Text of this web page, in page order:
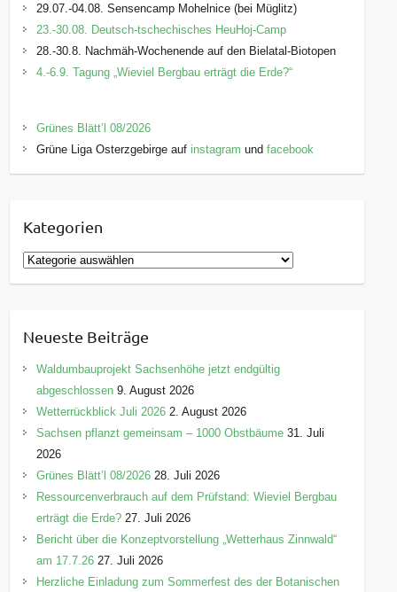
29.07.-04.08. Sensencamp Mohelnice (bei Müglitz)
23.-30.08. Deutsch-tschechisches HeuHoj-Camp
28.-30.8. Nachmäh-Wochenende auf den Bielatal-Biotopen
4.-6.9. Tagung „Wieviel Bergbau erträgt die Erde?“
Grünes Blätt’l 08/2026
Grüne Liga Osterzgebirge auf instagram undfacebook
Kategorien
K
a
g
o
i
e
Neueste Beiträge
Waldumbauprojekt Sachsenhöhe jetzt endgültig
abgeschlossen 9. August 2026
Wetterrückblick Juli 2026 2. August 2026
Sachsen pflanzt gemeinsam – 1000 Obstbäume 31. Juli
2026
Grünes Blätt’l 08/2026 28. Juli 2026
Ressourcenverbrauch auf dem Prüfstand: Wieviel Bergbau
erträgt die Erde? 27. Juli 2026
Bericht über die Konzeptvorstellung „Wetterhaus Zinnwald“
am 17.7.26 27. Juli 2026
Herzliche Einladung zum Sommerfest des der Botanischen